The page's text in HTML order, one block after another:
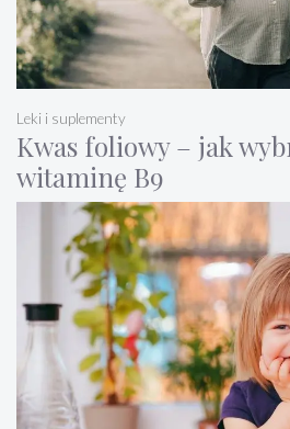
Kwas foliowy – jak
witaminę B9
Leki i suplementy